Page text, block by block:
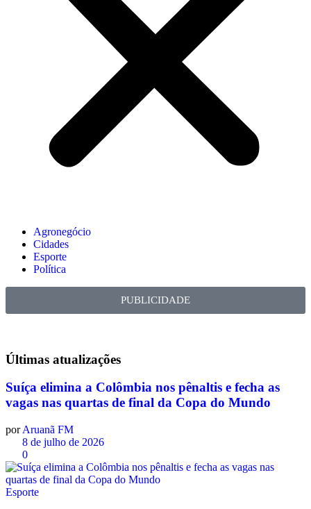
Agronegócio
Cidades
Esporte
Política
PUBLICIDADE
Últimas atualizações
Suíça elimina a Colômbia nos pênaltis e fecha as
vagas nas quartas de final da Copa do Mundo
por Aruanã FM
8 de julho de 2026
0
Esporte